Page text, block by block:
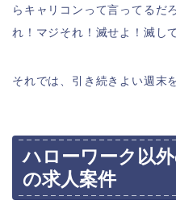
らキャリコンって言ってる
れ！マジそれ！滅せよ！滅し
それでは、引き続きよい週末
ハローワーク以
の求人案件